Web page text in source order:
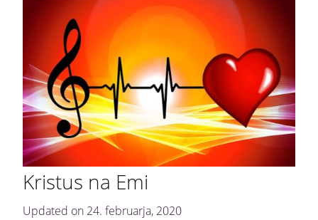
Kristus na Emi
Updated on 24. februarja, 2020